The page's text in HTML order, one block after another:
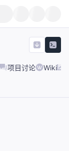
项目讨论 Wiki